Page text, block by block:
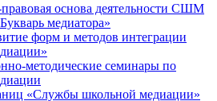
основа деятельности СШМ
медиатора»
форм и методов интеграции
методические семинары по
«Службы школьной медиации»